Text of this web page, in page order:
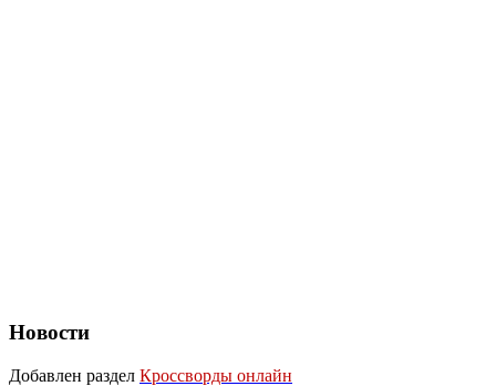
Новости
Добавлен раздел Кроссворды онлайн